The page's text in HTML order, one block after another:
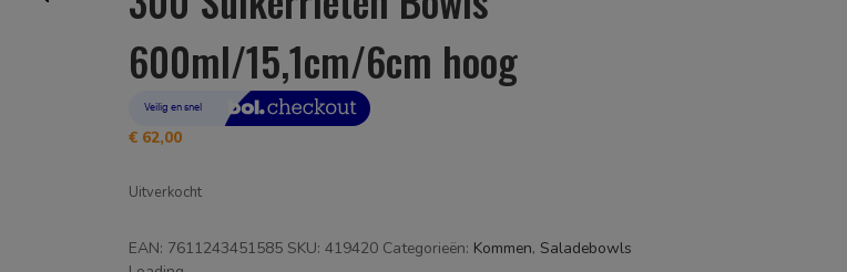
600ml/15,1cm/6cm hoog
€ 62,00
Uitverkocht
EAN: 7611243451585 SKU: 419420 Categorieën: Kommen, Saladebowls